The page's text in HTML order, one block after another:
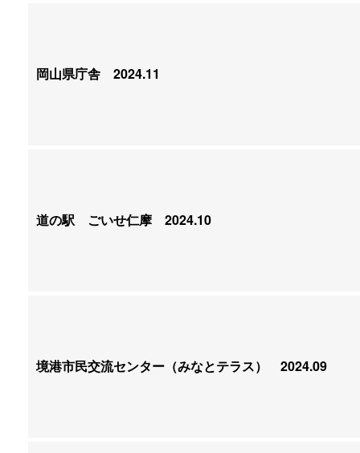
岡山県庁舎 2024.11
道の駅 ごいせ仁摩 2024.10
境港市民交流センター （みなとテラス） 2024.09